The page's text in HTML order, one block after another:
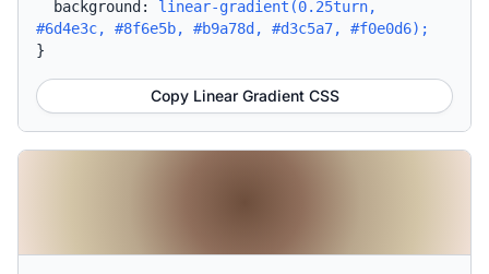
background: linear-gradient(0.25turn,
#6d4e3c, #8f6e5b, #b9a78d, #d3c5a7, #f0e0d6);
}
Copy Linear Gradient CSS